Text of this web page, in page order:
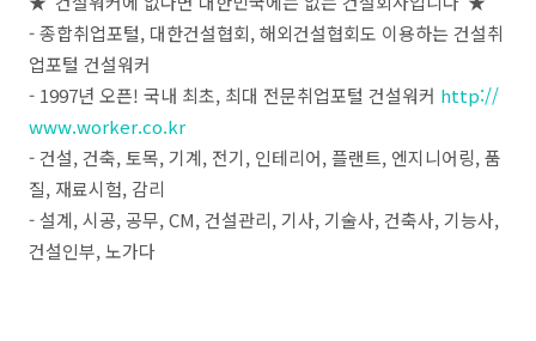
- 종합취업포털, 대한건설협회, 해외건설협회도 이용하는 건설취
업포털 건설워커
- 1997년 오픈! 국내 최초, 최대 전문취업포털 건설워커 http://
www.worker.co.kr
- 건설, 건축, 토목, 기계, 전기, 인테리어, 플랜트, 엔지니어링, 품
질, 재료시험, 감리
- 설계, 시공, 공무, CM, 건설관리, 기사, 기술사, 건축사, 기능사,
건설인부, 노가다